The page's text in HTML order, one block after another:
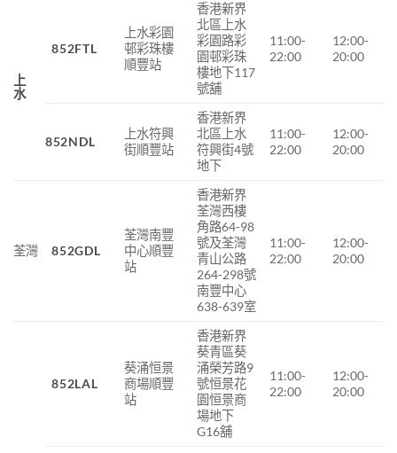
上
水
852FTL
上水彩園
邨彩珠樓
順豐站
香港新界
北區上水
彩園路彩
園邨彩珠
樓地下117
號舖
11:00-
22:00
12:00-
20:00
852NDL
上水符興
街順豐站
香港新界
北區上水
符興街4號
地下
11:00-
22:00
12:00-
20:00
荃灣 852GDL
荃灣南豐
中心順豐
站
香港新界
荃灣西樓
角路64-98
號及荃灣
青山公路
264-298號
南豐中心
638-639室
11:00-
22:00
12:00-
20:00
852LAL
葵涌恒景
商場順豐
站
香港新界
葵青區葵
涌榮芳路9
號恒景花
園恒景商
場地下
G16舖
11:00-
22:00
12:00-
20:00